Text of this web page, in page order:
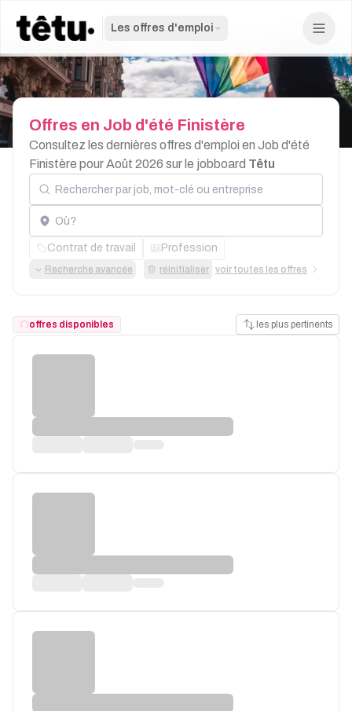
Les offres d'emploi
Offres en Job d'été Finistère
Consultez les dernières offres d'emploi en Job d'été
Finistère pour Août 2026 sur le jobboard Têtu
Rechercher par job, mot-clé ou entreprise
Localisation
Contrat de travail Profession
Recherche avancée réinitialiser voir toutes les offres
offres disponibles les plus pertinents